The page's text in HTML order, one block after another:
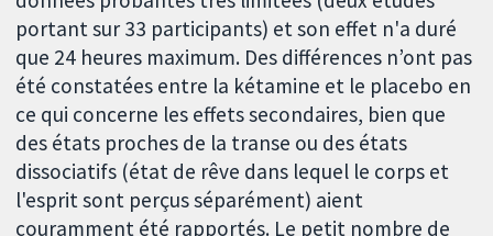
portant sur 33 participants) et son effet n'a duré
que 24 heures maximum. Des différences n’ont pas
été constatées entre la kétamine et le placebo en
ce qui concerne les effets secondaires, bien que
des états proches de la transe ou des états
dissociatifs (état de rêve dans lequel le corps et
l'esprit sont perçus séparément) aient
couramment été rapportés. Le petit nombre de